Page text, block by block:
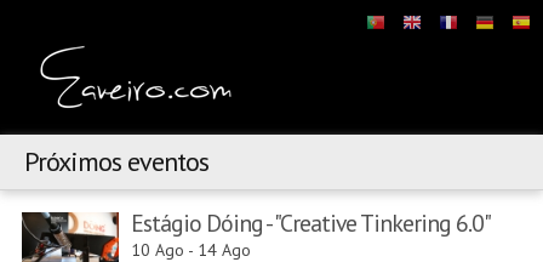
Próximos eventos
Estágio Dóing - "Creative Tinkering 6.0"
10 Ago - 14 Ago